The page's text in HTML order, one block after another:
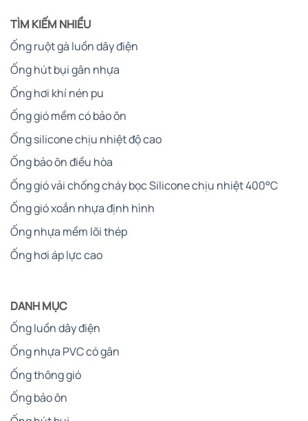
TÌM KIẾM NHIỀU
Ống ruột gà luồn dây điện
Ống hút bụi gân nhựa
Ống hơi khí nén pu
Ống gió mềm có bảo ôn
Ống silicone chịu nhiệt độ cao
Ống bảo ôn điều hòa
Ống gió vải chống cháy bọc Silicone chịu nhiệt 400°C
Ống gió xoắn nhựa định hình
Ống nhựa mềm lõi thép
Ống hơi áp lực cao
DANH MỤC
Ống luồn dây điện
Ống nhựa PVC có gân
Ống thông gió
Ống bảo ôn